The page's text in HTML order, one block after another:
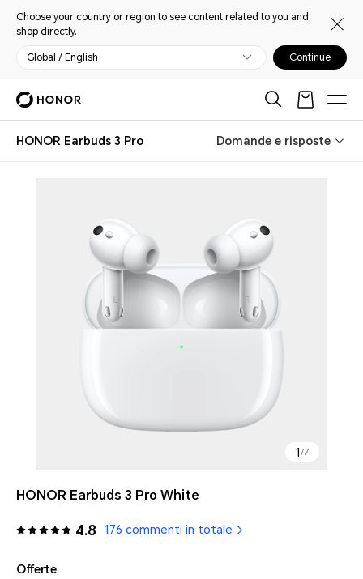
Choose your country or region to see content related to you and
shop directly.
Global / English Continue
HONOR Earbuds 3 Pro Domande e risposte
1 /7
HONOR Earbuds 3 Pro White
4.8 176 commenti in totale
Offerte